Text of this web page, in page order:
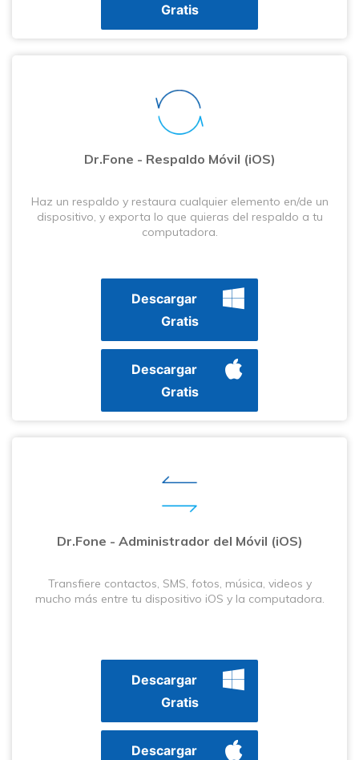
Gratis
Dr.Fone - Respaldo Móvil (iOS)
Haz un respaldo y restaura cualquier elemento en/de un
dispositivo, y exporta lo que quieras del respaldo a tu
computadora.
Descargar
Gratis
Descargar
Gratis
Dr.Fone - Administrador del Móvil (iOS)
Transfiere contactos, SMS, fotos, música, videos y
mucho más entre tu dispositivo iOS y la computadora.
Descargar
Gratis
Descargar